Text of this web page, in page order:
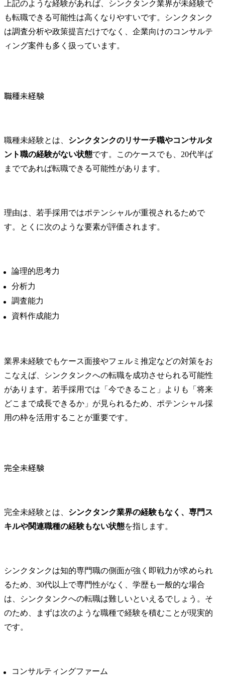
の課長～部長クラスの専
門家が出席し、業界内の
それぞれの所掌領域に係
るテーマに関して課題提
起や改善策について意見
【具体的には】
・委員会や政府等への説
明に必要な情報やデータ
作成
計データ集計
・各種会議の議事録等の
・会員会社へのヒアリン
の折衝同行・参加等
※会員企業とのやり取り
ていくことで、我が国の
石油、エネルギーの安定
供給に貢献していただく
ことを期待しています。
※入局後3年程度以降は、
ご本人の適性やキャリア
の異動希望調査も行いま
上記のような経験があれば、シンクタンク業界が未経験で
も転職できる可能性は高くなりやすいです。シンクタンク
は調査分析や政策提言だけでなく、企業向けのコンサルテ
ィング案件も多く扱っています。
職種未経験
職種未経験とは、 シンクタンクのリサーチ職やコンサルタ
ント職の経験がない状態です。このケースでも、20代半ば
までであれば転職できる可能性があります。
理由は、若手採用ではポテンシャルが重視されるためで
す。とくに次のような要素が評価されます。
論理的思考力
分析力
調査能力
資料作成能力
業界未経験でもケース面接やフェルミ推定などの対策をお
こなえば、シンクタンクへの転職を成功させられる可能性
があります。若手採用では「今できること」よりも「将来
どこまで成長できるか」が見られるため、ポテンシャル採
用の枠を活用することが重要です。
完全未経験
完全未経験とは、 シンクタンク業界の経験もなく、専門ス
キルや関連職種の経験もない状態を指します。
シンクタンクは知的専門職の側面が強く即戦力が求められ
るため、30代以上で専門性がなく、学歴も一般的な場合
は、シンクタンクへの転職は難しいといえるでしょう。そ
のため、まずは次のような職種で経験を積むことが現実的
です。
コンサルティングファーム